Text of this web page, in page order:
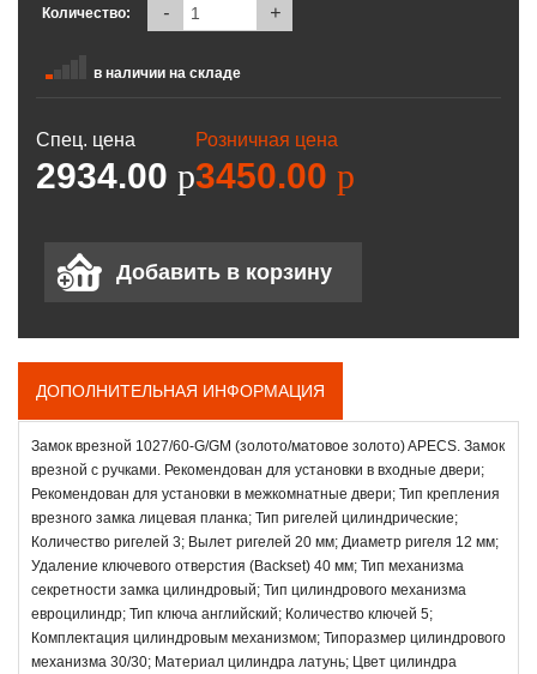
Количество: - +
в наличии на складе
Спец. цена
2934.00 p
Розничная цена
3450.00 p
ДОПОЛНИТЕЛЬНАЯ ИНФОРМАЦИЯ
Замок врезной 1027/60-G/GM (золото/матовое золото) APECS. Замок
врезной с ручками. Рекомендован для установки в входные двери;
Рекомендован для установки в межкомнатные двери; Тип крепления
врезного замка лицевая планка; Тип ригелей цилиндрические;
Количество ригелей 3; Вылет ригелей 20 мм; Диаметр ригеля 12 мм;
Удаление ключевого отверстия (Backset) 40 мм; Тип механизма
секретности замка цилиндровый; Тип цилиндрового механизма
евроцилиндр; Тип ключа английский; Количество ключей 5;
Комплектация цилиндровым механизмом; Типоразмер цилиндрового
механизма 30/30; Материал цилиндра латунь; Цвет цилиндра